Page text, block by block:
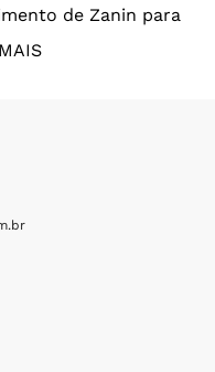
de Zanin para